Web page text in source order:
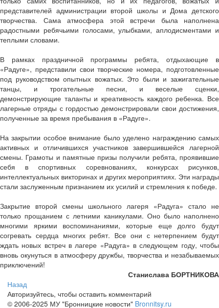
представителей администрации второй школы и Дома детского
творчества. Сама атмосфера этой встречи была наполнена
радостными ребячьими голосами, улыбками, аплодисментами и
теплыми словами.
В рамках праздничной программы ребята, отдыхающие в
«Радуге», представили свои творческие номера, подготовленные
под руководством опытных вожатых. Это были и зажигательные
танцы, и трогательные песни, и веселые сценки,
демонстрирующие таланты и креативность каждого ребенка. Все
лагерные отряды с гордостью демонстрировали свои достижения,
полученные за время пребывания в «Радуге».
На закрытии особое внимание было уделено награждению самых
активных и отличившихся участников завершившейся лагерной
смены. Грамоты и памятные призы получили ребята, проявившие
себя в спортивных соревнованиях, конкурсах рисунков,
интеллектуальных викторинах и других мероприятиях. Эти награды
стали заслуженным признанием их усилий и стремления к победе.
Закрытие второй смены школьного лагеря «Радуга» стало не
только прощанием с летними каникулами. Оно было наполнено
многими яркими воспоминаниями, которые еще долго будут
согревать сердца многих ребят. Все они с нетерпением будут
ждать новых встреч в лагере «Радуга» в следующем году, чтобы
вновь окунуться в атмосферу дружбы, творчества и незабываемых
приключений!
Станислава БОРТНИКОВА
Назад
Авторизуйтесь, чтобы оставить комментарий
© 2006-2025 МУ "Бронницкие новости" Bronnitsy.ru